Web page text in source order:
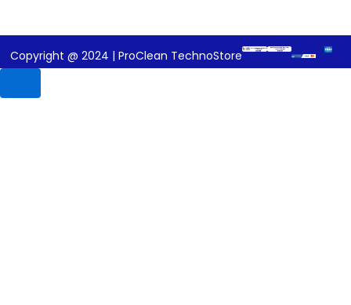
Copyright @ 2024 | ProClean TechnoStore